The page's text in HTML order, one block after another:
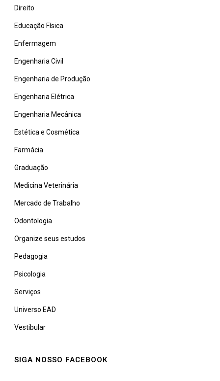
Direito
Educação Física
Enfermagem
Engenharia Civil
Engenharia de Produção
Engenharia Elétrica
Engenharia Mecânica
Estética e Cosmética
Farmácia
Graduação
Medicina Veterinária
Mercado de Trabalho
Odontologia
Organize seus estudos
Pedagogia
Psicologia
Serviços
Universo EAD
Vestibular
SIGA NOSSO FACEBOOK